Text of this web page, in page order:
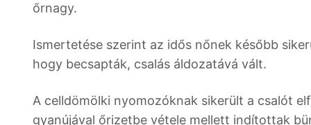
őrnagy.
Ismertetése szerint az idős nőnek később
hogy becsapták, csalás áldozatává vált.
A celldömölki nyomozóknak sikerült a csalót
gyanújával őrizetbe vétele mellett indítottak